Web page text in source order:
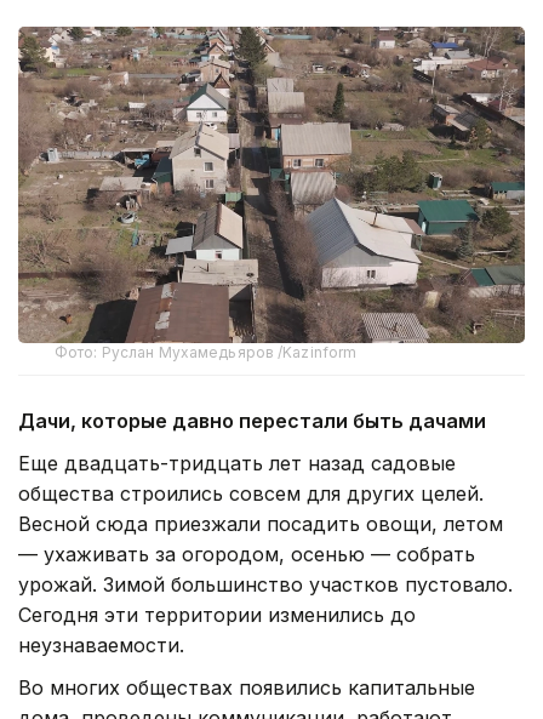
Фото: Руслан Мухамедьяров /Kazinform
Дачи, которые давно перестали быть дачами
Еще двадцать-тридцать лет назад садовые
общества строились совсем для других целей.
Весной сюда приезжали посадить овощи, летом
— ухаживать за огородом, осенью — собрать
урожай. Зимой большинство участков пустовало.
Сегодня эти территории изменились до
неузнаваемости.
Во многих обществах появились капитальные